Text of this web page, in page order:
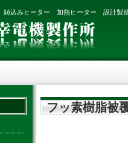
鋳込みヒーター 加熱ヒーター 設計製
フッ素樹脂被